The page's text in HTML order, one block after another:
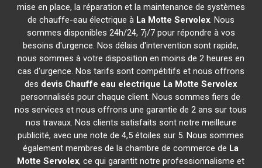
mise en place, la réparation et la maintenance de systèmes
de chauffe-eau électrique à La Motte Servolex. Nous
sommes disponibles 24h/24, 7j/7 pour répondre à vos
besoins d'urgence. Nos délais d'intervention sont rapide,
nous sommes à votre disposition en moins de 2 heures en
cas d'urgence. Nos tarifs sont compétitifs et nous offrons
des devis Chauffe eau electrique La Motte Servolex
personnalisés pour chaque client. Nous sommes fiers de
nos services et nous offrons une garantie de 2 ans sur tous
nos travaux. Nos clients satisfaits sont notre meilleure
publicité, avec une note de 4,5 étoiles sur 5. Nous sommes
également membres de la chambre de commerce de La
Motte Servolex, ce qui garantit notre professionnalisme et